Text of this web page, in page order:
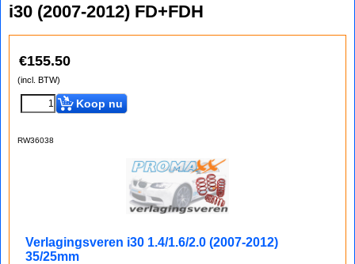
i30 (2007-2012) FD+FDH
€155.50
(incl. BTW)
Koop nu
RW36038
Verlagingsveren i30 1.4/1.6/2.0 (2007-2012)
35/25mm